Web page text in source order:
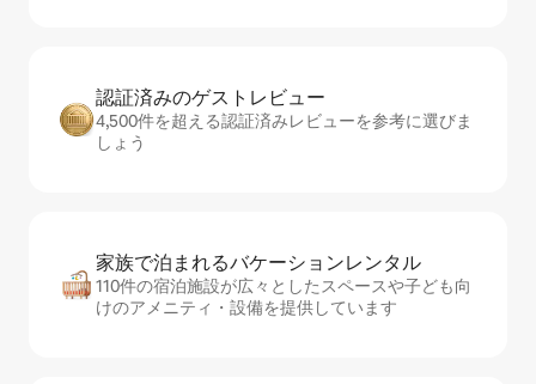
認証済みのゲ⁠ス⁠ト⁠レ⁠ビ⁠ュ⁠ー
4,500件を超える認証済みレビューを参考に選びま
しょう
家族で泊まれるバ⁠ケ⁠ー⁠シ⁠ョ⁠ンレ⁠ン⁠タ⁠ル
110件の宿泊施設が広々としたスペースや子ども向
けのアメニティ・設備を提供しています